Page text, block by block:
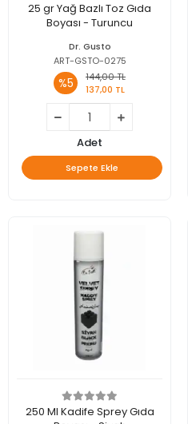
25 gr Yağ Bazlı Toz Gıda
Boyası - Turuncu
Dr. Gusto
ART-GSTO-0275
%5
144,00 TL
137,00 TL
Adet
Sepete Ekle
250 Ml Kadife Sprey Gıda